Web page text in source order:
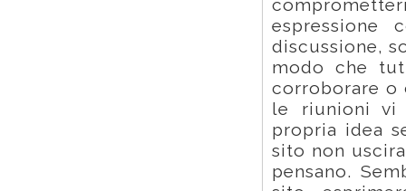
espressione
discussione,
modo che
corroborare o
le riunioni vi
propria idea
sito non
pensano.